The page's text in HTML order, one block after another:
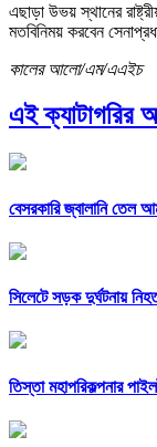
এছাড়া উভয় স্থানের
মতবিনিময় করবেন
কালের আলো/এম/এএইচ
এই ক্যাটাগরির
বেসরকারি জ্বালানি তেল
সিলেটে সড়ক দুর্ঘটনায়
তিস্তা মহাপরিকল্পনার